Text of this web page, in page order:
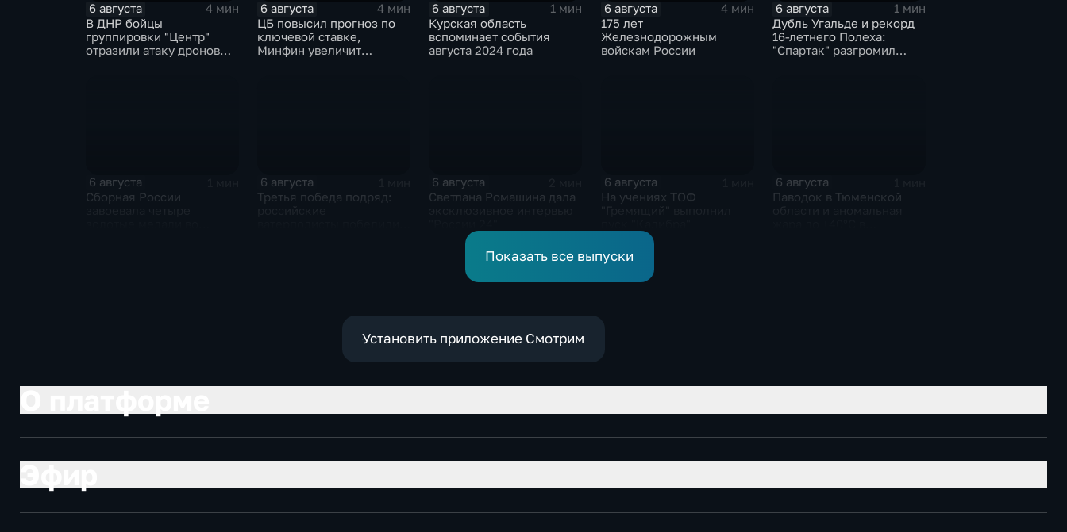
6 августа
4 мин
В ДНР бойцы
группировки "Центр"
отразили атаку дронов
6 августа
4 мин
ЦБ повысил прогноз по
ключевой ставке,
Минфин увеличит
6 августа
1 мин
Курская область
вспоминает события
августа 2024 года
6 августа
4 мин
175 лет
Железнодорожным
войскам России
6 августа
1 мин
Дубль Угальде и рекорд
16-летнего Полеха:
"Спартак" разгромил
6 августа
Сборная России
6 августа
Третья победа подряд:
6 августа
Светлана Ромашина дала
6 августа
На учениях ТОФ
6 августа
Паводок в Тюменской
Показать все выпуски
Установить приложение Смотрим